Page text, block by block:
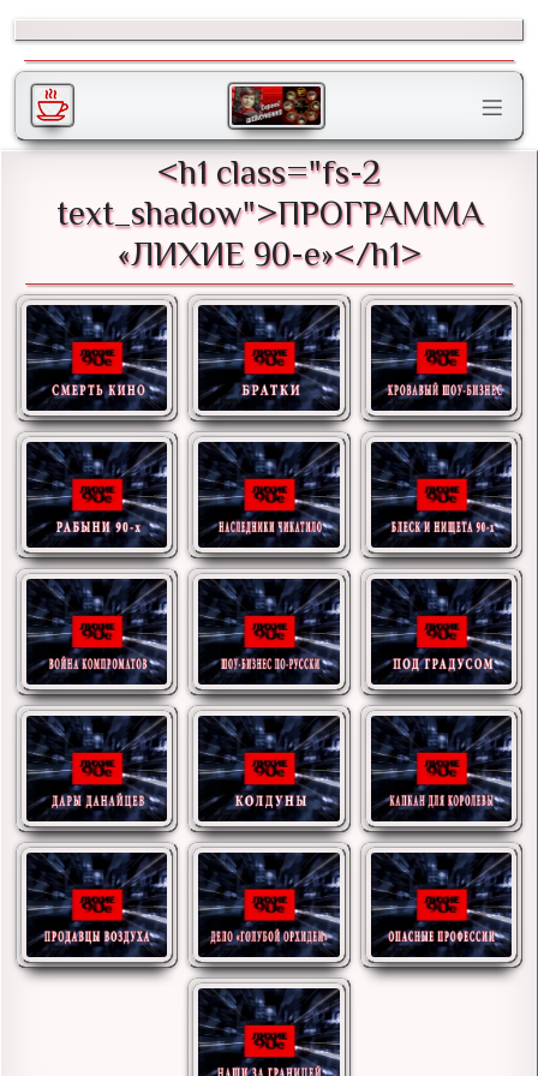
<h1 class="fs-2
text_shadow">ПРОГРАММА
«ЛИХИЕ 90-е»</h1>